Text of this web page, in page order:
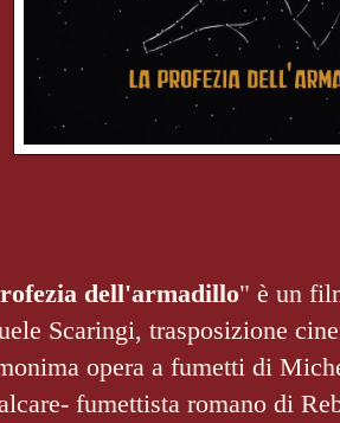
dell'armadillo" è un
Scaringi, trasposizione
opera a fumetti di
fumettista romano di